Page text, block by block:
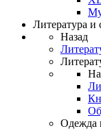
Литература и
Назад
Одежда